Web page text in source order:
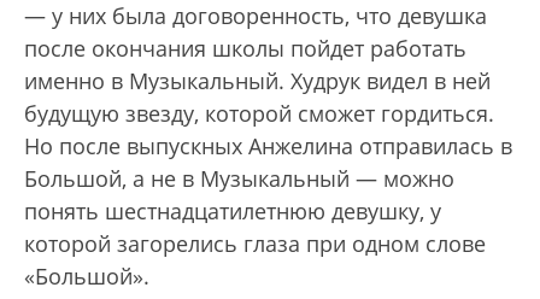
— у них была договоренность, что девушка
после окончания школы пойдет работать
именно в Музыкальный. Худрук видел в ней
будущую звезду, которой сможет гордиться.
Но после выпускных Анжелина отправилась в
Большой, а не в Музыкальный — можно
понять шестнадцатилетнюю девушку, у
которой загорелись глаза при одном слове
«Большой».